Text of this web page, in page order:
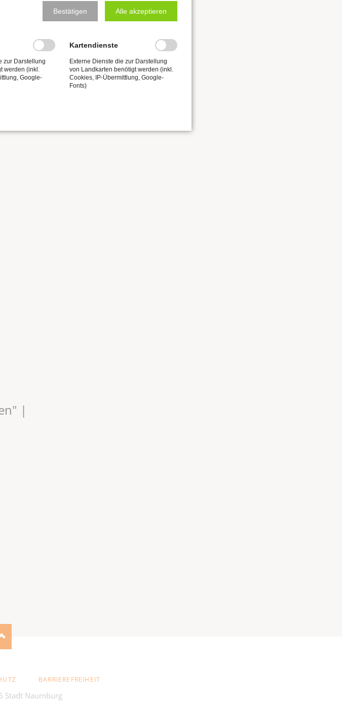
|
BARRIEREFREIHEIT
Stadt Naumburg
Bestätigen Alle akzeptieren
zur Darstellung
werden (inkl.
Google-
Kartendienste
Externe Dienste die zur Darstellung
von Landkarten benötigt werden (inkl.
Cookies, IP-Übermittlung, Google-
Fonts)